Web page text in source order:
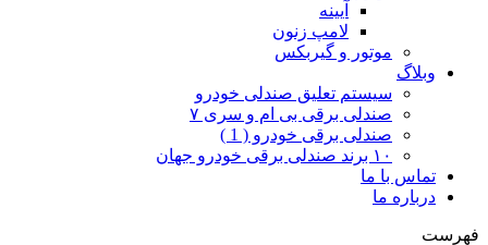
آیینه
لامپ زنون
موتور و گیربکس
وبلاگ
سیستم تعلیق صندلی خودرو
صندلی برقی بی ام و سری ۷
صندلی برقی خودرو ( 1 )
۱۰ برند صندلی برقی خودرو جهان
تماس با ما
درباره ما
فهرست